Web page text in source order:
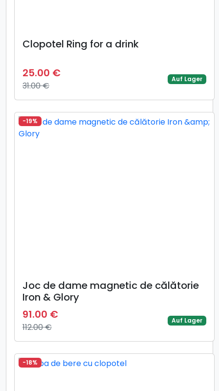
Clopotel Ring for a drink
25.00 €
31.00 €
Auf Lager
-19%
Joc de dame magnetic de călătorie
Iron & Glory
91.00 €
112.00 €
Auf Lager
-18%